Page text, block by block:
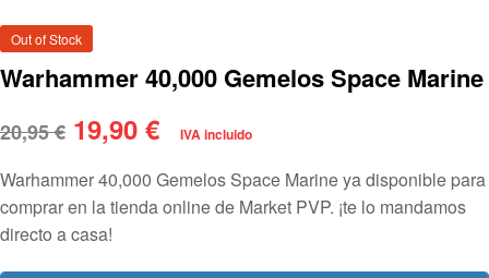
Out of Stock
Warhammer 40,000 Gemelos Space Marine
20,95€ 19,90 € IVA incluido
Warhammer 40,000 Gemelos Space Marine ya disponible para
comprar en la tienda online de Market PVP. ¡te lo mandamos
directo a casa!